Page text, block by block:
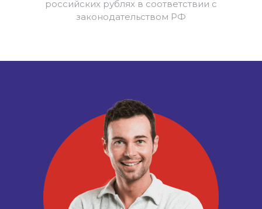
российских рублях в соответствии с
законодательством РФ